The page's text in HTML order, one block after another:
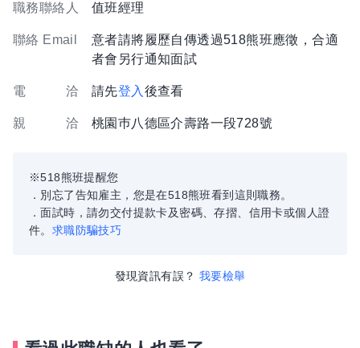
職務聯絡人 值班經理
聯絡 Email
意者請將履歷自傳透過518熊班應徵，合適
者會另行通知面試
電 洽 請先登入 後查看
親 洽 桃園巿八德區介壽路一段728號
※518熊班提醒您
．別忘了告知雇主，您是在518熊班看到這則職務。
．面試時，請勿交付提款卡及密碼、存摺、信用卡或個人證
件。 求職防騙技巧
發現資訊有誤？ 我要檢舉